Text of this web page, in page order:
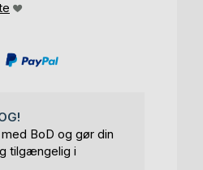
BoD og gør din
tilgængelig i